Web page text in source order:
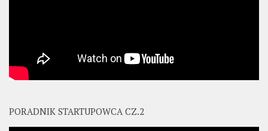
PORADNIK STARTUPOWCA CZ.2